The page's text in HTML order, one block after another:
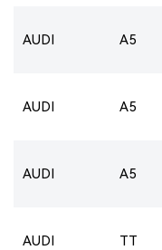
AUDI A5
AUDI A5
AUDI A5
AUDI TT